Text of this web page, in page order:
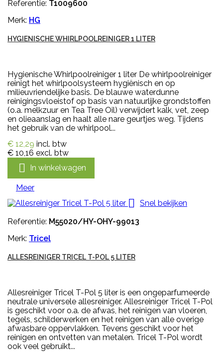
Referentie: T1009600
Merk: HG
HYGIENISCHE WHIRLPOOLREINIGER 1 LITER
Hygienische Whirlpoolreiniger 1 liter De whirlpoolreiniger
reinigt het whirlpoolsysteem hygiënisch en op
milieuvriendelijke basis. De blauwe waterdunne
reinigingsvloeistof op basis van natuurlijke grondstoffen
(o.a. melkzuur en Tea Tree Oil) verwijdert kalk, vet, zeep
en olieaanslag en haalt alle nare geurtjes weg. Tijdens
het gebruik van de whirlpool...
€ 12,29 incl. btw
€ 10,16 excl. btw
 In winkelwagen
Meer

Snel bekijken
Referentie: M55020/HY-OHY-99013
Merk: Tricel
ALLESREINIGER TRICEL T-POL 5 LITER
Allesreiniger Tricel T-Pol 5 liter is een ongeparfumeerde
neutrale universele allesreiniger. Allesreiniger Tricel T-Pol
is geschikt voor o.a. de afwas, het reinigen van vloeren,
tegels, schilderwerken en het reinigen van alle overige
afwasbare oppervlakken. Tevens geschikt voor het
reinigen en ontvetten van metalen. Tricel T-Pol wordt
ook veel gebruikt...